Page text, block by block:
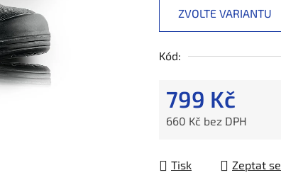
ZVOLTE VARIANTU
Kód:
799 Kč
660 Kč bez DPH
Tisk
Zeptat se